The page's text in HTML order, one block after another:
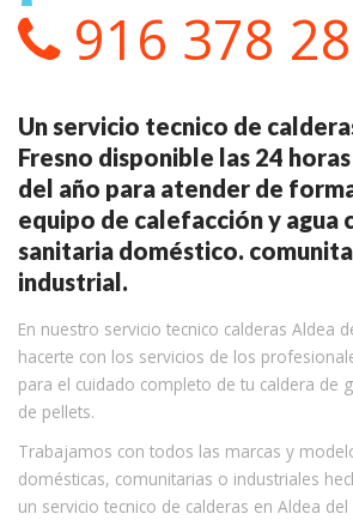
916 378
Un servicio tecnico de
Fresno disponible las 24
del año para atender de
equipo de calefacción y agua
sanitaria doméstico.
industrial.
En nuestro servicio tecnico calderas Aldea
hacerte con los servicios de los
para el cuidado completo de tu caldera de
de pellets.
Trabajamos con todos las marcas y
domésticas, comunitarias o industriales
un servicio tecnico de calderas en Aldea